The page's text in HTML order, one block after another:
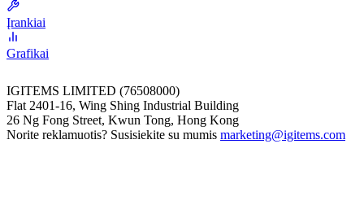
Įrankiai
Grafikai
IGITEMS LIMITED (76508000)
Flat 2401-16, Wing Shing Industrial Building
26 Ng Fong Street, Kwun Tong, Hong Kong
Norite reklamuotis? Susisiekite su mumis marketing@igitems.com